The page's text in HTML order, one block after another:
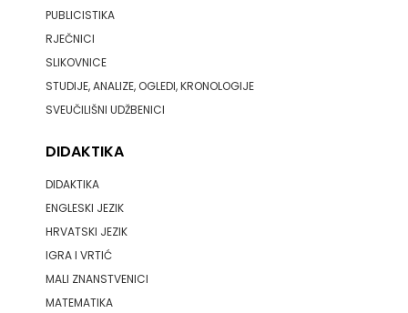
HNŽ/K
NAŠA
DJECA
NOVOTEKS
OMEGA
PUBLICISTIKA
RJEČNICI
SLIKOVNICE
STUDIJE, ANALIZE, OGLEDI, KRONOLOGIJE
SVEUČILIŠNI UDŽBENICI
DIDAKTIKA
DIDAKTIKA
ENGLESKI JEZIK
HRVATSKI JEZIK
IGRA I VRTIĆ
MALI ZNANSTVENICI
MATEMATIKA